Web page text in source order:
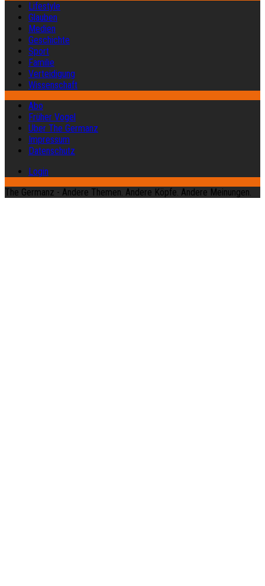
Lifestyle
Glauben
Medien
Geschichte
Sport
Familie
Verteidigung
Wissenschaft
Abo
Früher Vogel
Über The Germanz
Impressum
Datenschutz
Login
The Germanz - Andere Themen. Andere Köpfe. Andere Meinungen.